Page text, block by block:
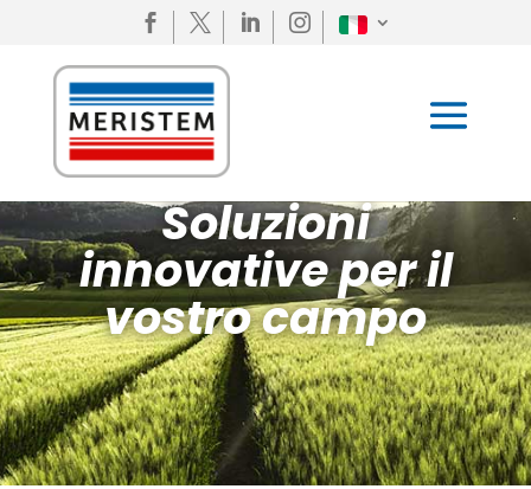
   
Soluzioni
innovative per il
vostro campo